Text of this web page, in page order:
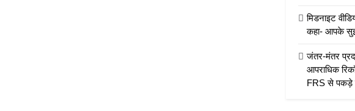
मिडनाइट
कहा- आपके
जंतर-मंतर
आपराधिक
FRS से पकड़े